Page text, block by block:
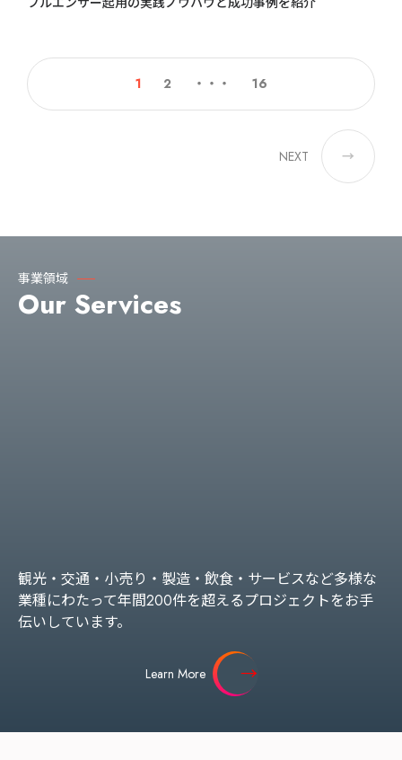
1 2 ・・・ 16
NEXT →
事業領域
Our Services
観光・交通・小売り・製造・飲食・サービスなど多様な
業種にわたって年間200件を超えるプロジェクトをお手
伝いしています。
Learn More